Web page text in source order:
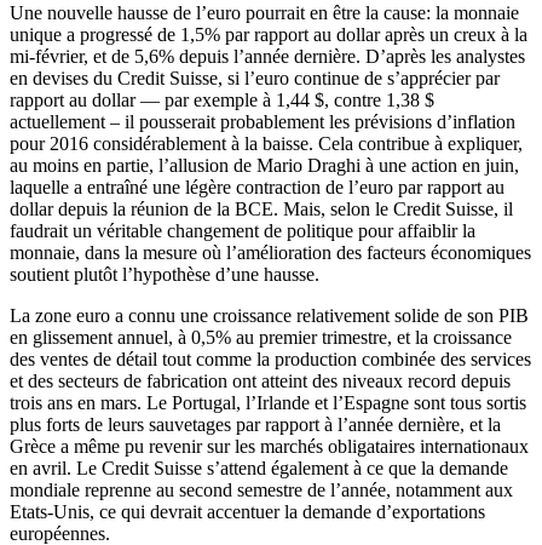
Une nouvelle hausse de l’euro pourrait en être la cause: la monnaie
unique a progressé de 1,5% par rapport au dollar après un creux à la
mi-février, et de 5,6% depuis l’année dernière. D’après les analystes
en devises du Credit Suisse, si l’euro continue de s’apprécier par
rapport au dollar — par exemple à 1,44 $, contre 1,38 $
actuellement – il pousserait probablement les prévisions d’inflation
pour 2016 considérablement à la baisse. Cela contribue à expliquer,
au moins en partie, l’allusion de Mario Draghi à une action en juin,
laquelle a entraîné une légère contraction de l’euro par rapport au
dollar depuis la réunion de la BCE. Mais, selon le Credit Suisse, il
faudrait un véritable changement de politique pour affaiblir la
monnaie, dans la mesure où l’amélioration des facteurs économiques
soutient plutôt l’hypothèse d’une hausse.
La zone euro a connu une croissance relativement solide de son PIB
en glissement annuel, à 0,5% au premier trimestre, et la croissance
des ventes de détail tout comme la production combinée des services
et des secteurs de fabrication ont atteint des niveaux record depuis
trois ans en mars. Le Portugal, l’Irlande et l’Espagne sont tous sortis
plus forts de leurs sauvetages par rapport à l’année dernière, et la
Grèce a même pu revenir sur les marchés obligataires internationaux
en avril. Le Credit Suisse s’attend également à ce que la demande
mondiale reprenne au second semestre de l’année, notamment aux
Etats-Unis, ce qui devrait accentuer la demande d’exportations
européennes.